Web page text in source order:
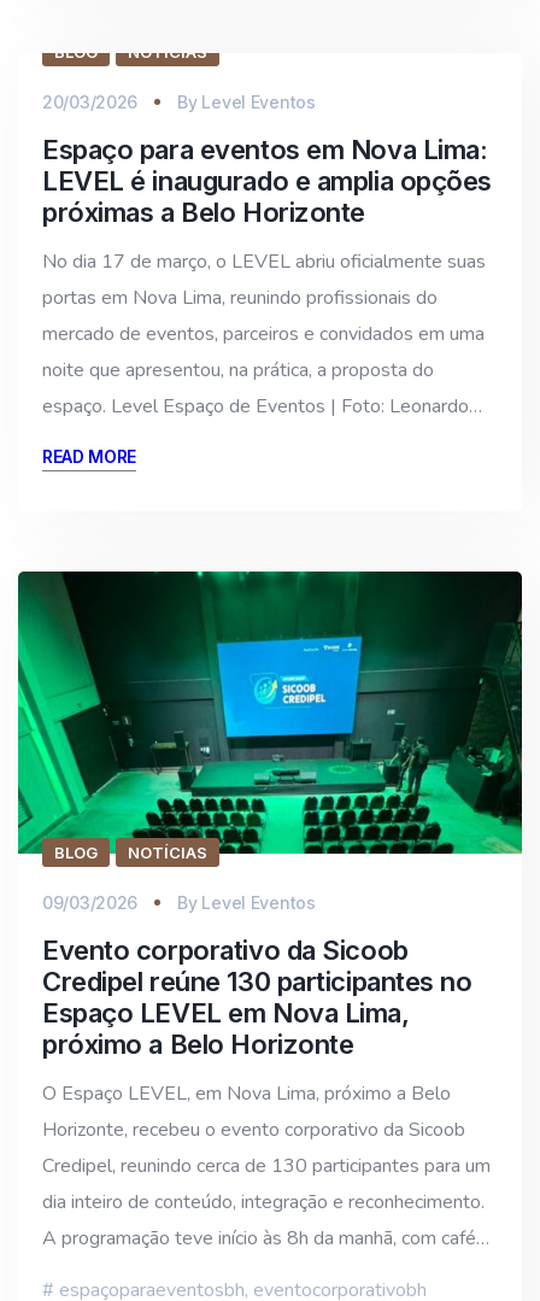
BLOG NOTÍCIAS
20/03/2026 By Level Eventos
Espaço para eventos em Nova Lima:
LEVEL é inaugurado e amplia opções
próximas a Belo Horizonte
No dia 17 de março, o LEVEL abriu oficialmente suas
portas em Nova Lima, reunindo profissionais do
mercado de eventos, parceiros e convidados em uma
noite que apresentou, na prática, a proposta do
espaço. Level Espaço de Eventos | Foto: Leonardo…
READ MORE
BLOG NOTÍCIAS
09/03/2026 By Level Eventos
Evento corporativo da Sicoob
Credipel reúne 130 participantes no
Espaço LEVEL em Nova Lima,
próximo a Belo Horizonte
O Espaço LEVEL, em Nova Lima, próximo a Belo
Horizonte, recebeu o evento corporativo da Sicoob
Credipel, reunindo cerca de 130 participantes para um
dia inteiro de conteúdo, integração e reconhecimento.
A programação teve início às 8h da manhã, com café…
espaçoparaeventosbh, eventocorporativobh